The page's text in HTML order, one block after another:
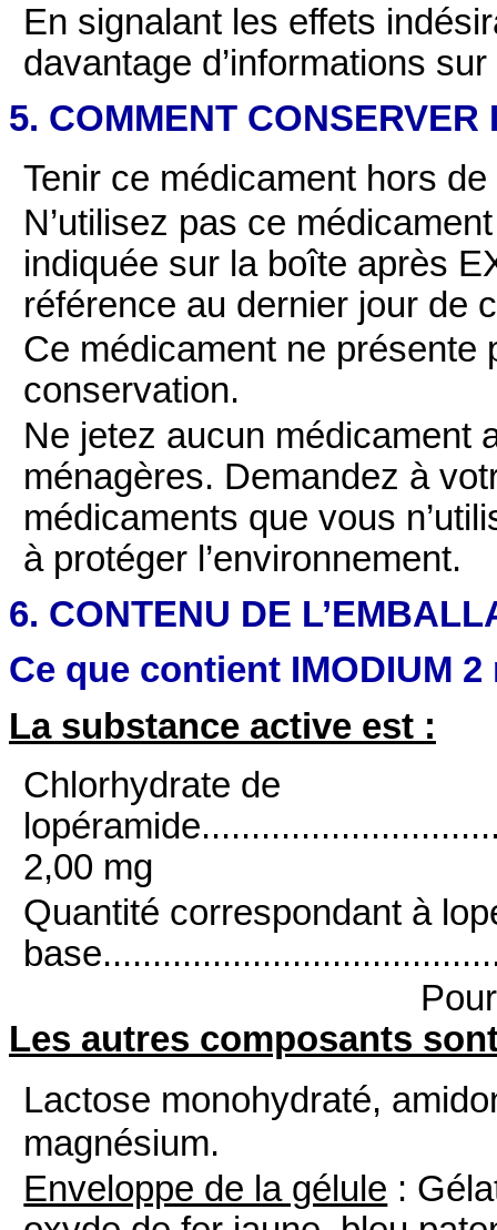
En signalant les effets
davantage d’informations
5. COMMENT
Tenir ce médicament hors
N’utilisez pas ce
indiquée sur la boîte après
référence au dernier jour de
Ce médicament ne présente
conservation.
Ne jetez aucun médicament
ménagères. Demandez à
médicaments que vous
à protéger l’environnement.
6. CONTENU DE
Ce que contient IMODIUM
La substance active est :
Chlorhydrate de
2,00 mg
Quantité correspondant à
Les autres composants
Lactose monohydraté,
magnésium.
Enveloppe de la gélule :